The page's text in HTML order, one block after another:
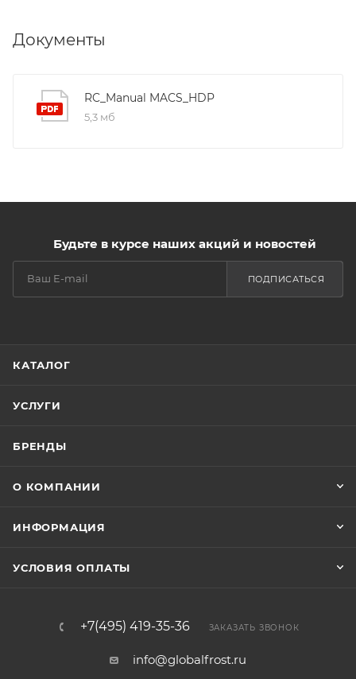
Документы
RC_Manual MACS_HDP
5,3 мб
Будьте в курсе наших акций и новостей
ПОДПИСАТЬСЯ
КАТАЛОГ
УСЛУГИ
БРЕНДЫ
О КОМПАНИИ
ИНФОРМАЦИЯ
УСЛОВИЯ ОПЛАТЫ
+7(495) 419-35-36 ЗАКАЗАТЬ ЗВОНОК
info@globalfrost.ru